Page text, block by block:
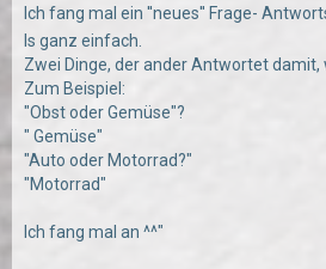
Ich fang mal ein ''neues'' Frage-
Is ganz einfach.
Zwei Dinge, der ander Antwortet damit,
Zum Beispiel:
"Obst oder Gemüse"?
" Gemüse"
"Auto oder Motorrad?"
"Motorrad"
Ich fang mal an ^^"